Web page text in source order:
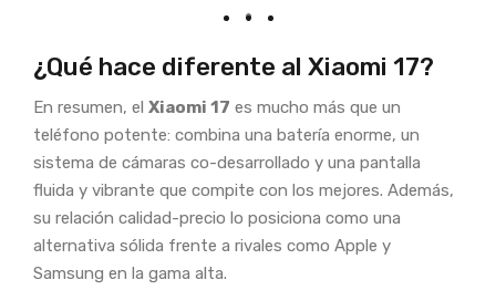
¿Qué hace diferente al Xiaomi 17?
En resumen, el Xiaomi 17 es mucho más que un
teléfono potente: combina una batería enorme, un
sistema de cámaras co-desarrollado y una pantalla
fluida y vibrante que compite con los mejores. Además,
su relación calidad-precio lo posiciona como una
alternativa sólida frente a rivales como Apple y
Samsung en la gama alta.